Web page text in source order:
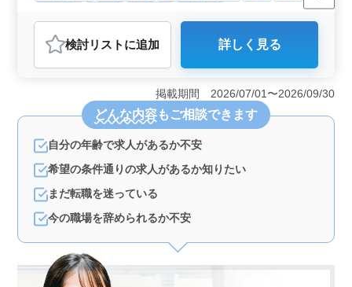
介護福祉士・介護スタッフ
おすすめポイント
＜経験を活かせる仕事環境＞ 豊富な介護経験を持つ50
代・60代の方々が活躍する環境です。経験豊富な方々の
知識や技術を活かし、入居者の生活支援や健康管理に貢
献できます。自身の経験を生かしながら安定したキャリ
アを築くことができます。 ＜充実した業務内容＞
食事介助や排泄介助などの基本的な介護業務から看護師
補助や生活援助まで幅広い業務があります。また身体機
能の維持や回復サポートなど入居者の健康維持に関わる
重要な役割も担えます。 ＜働きやすい環境＞ シフ
きます。さらに資格手当や交通費の実費支給など働く
未経験の方も歓迎される環境で新たなキャリアを築くチ
ャンスがあります。
検討リスト に追加 詳しく見る
掲載期間 2026/07/01〜2026/09/30
どんな内容もご相談できます
自分の年齢で求人があるか不安
希望の条件通りの求人があるか知りたい
まだ転職を迷っている
今の職場を辞められるか不安